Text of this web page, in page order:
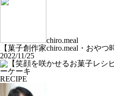
chiro.meal
【菓子創作家chiro.meal・おやつ
2022/11/25
RECIPE